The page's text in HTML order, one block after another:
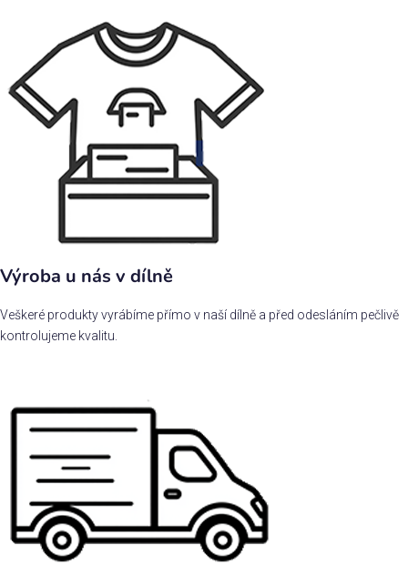
Výroba u nás v dílně
Veškeré produkty vyrábíme přímo v naší dílně a před odesláním pečlivě
kontrolujeme kvalitu.